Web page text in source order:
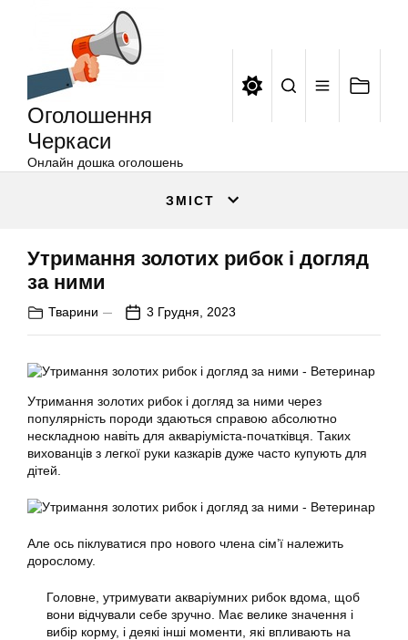
Оголошення
Черкаси
Онлайн дошка оголошень
ЗМІСТ
Утримання золотих рибок і догляд
за ними
Тварини 3 Грудня, 2023
Утримання золотих рибок і догляд за ними через
популярність породи здаються справою абсолютно
нескладною навіть для акваріуміста-початківця. Таких
вихованців з легкої руки казкарів дуже часто купують для
дітей.
Але ось піклуватися про нового члена сім’ї належить
дорослому.
Головне, утримувати акваріумних рибок вдома, щоб
вони відчували себе зручно. Має велике значення і
вибір корму, і деякі інші моменти, які впливають на